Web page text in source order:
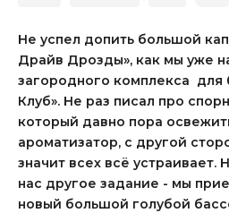
Не успел допить большой
Драйв Дрозды», как мы уже
загородного комплекса для
Клуб». Не раз писал про
который давно пора
ароматизатор, с другой
значит всех всё устраивает.
нас другое задание - мы
новый большой голубой